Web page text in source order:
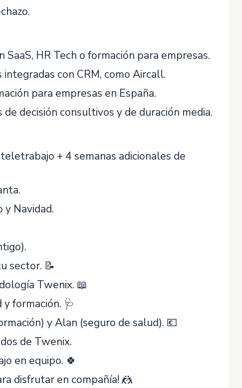
HR Tech o formación para empresas.
con CRM, como Aircall.
para empresas en España.
decisión consultivos y de duración media.
+ 4 semanas adicionales de
y Navidad.
sector. 📝
Twenix. 📖
formación. 🩺
y Alan (seguro de salud). 💶
de Twenix.
en equipo. 🍀
disfrutar en compañía! 🤼